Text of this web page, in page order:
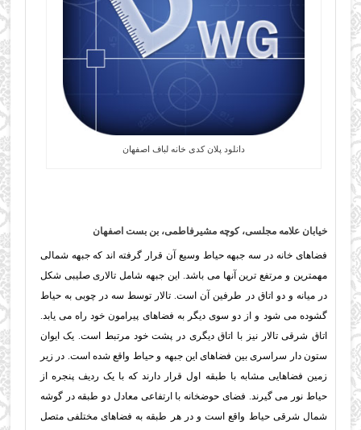
دانلود پلان کدی خانه لباف اصفهان
خیابان علامه مجلسی، کوچه مشيرفاطمی، بن بست اصفهان
فضاهای خانه در سه جبهه حياط وسیع آن قرار گرفته اند که جبهه شمالی
مهمترین و مرتفع ترین آنها می باشد. این جبهه شامل تالاری صلیبی شکل
در میانه و دو اتاق در طرفین آن است. تالار توسط سه در چوبی به حیاط
گشوده می شود و از دو سوی دیگر به فضاهای پیرامون خود راه می یابد.
اتاق شرقی تالار نیز با اتاق دیگری در پشت خود مرتبط است. یک ایوان
ستون دار سراسری بین فضاهای این جبهه و حیاط واقع شده است. در زیر
زمین فضاهایی مشابه با طبقه اول قرار دارند که با یک ردیف پنجره از
حياط نور می گیرند. فضای حوضخانه با ارتفاعی معادل دو طبقه در گوشه
شمال شرقی حیاط واقع است و در هر طبقه به فضاهای مختلفی متصل